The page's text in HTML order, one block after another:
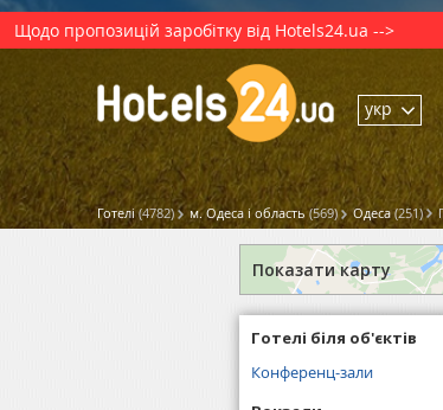
Щодо пропозицій заробітку від Hotels24.ua -->
укр
Готелі (4782) м. Одеса і область (569) Одеса (251)
Показати карту
Готелі біля об'єктів
Конференц-зали